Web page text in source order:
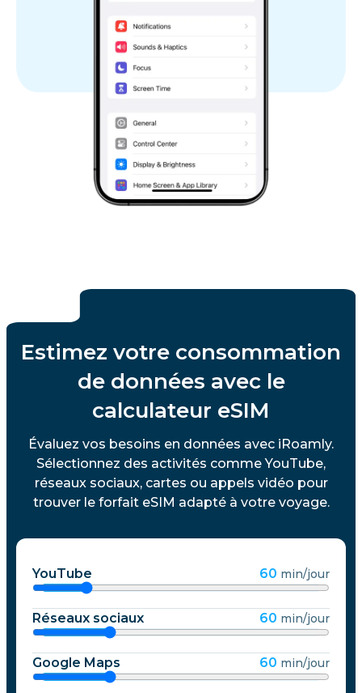
Estimez votre consommation
de données avec le
calculateur eSIM
Évaluez vos besoins en données avec iRoamly.
Sélectionnez des activités comme YouTube,
réseaux sociaux, cartes ou appels vidéo pour
trouver le forfait eSIM adapté à votre voyage.
YouTube 60 min/jour
Réseaux sociaux 60 min/jour
Google Maps 60 min/jour